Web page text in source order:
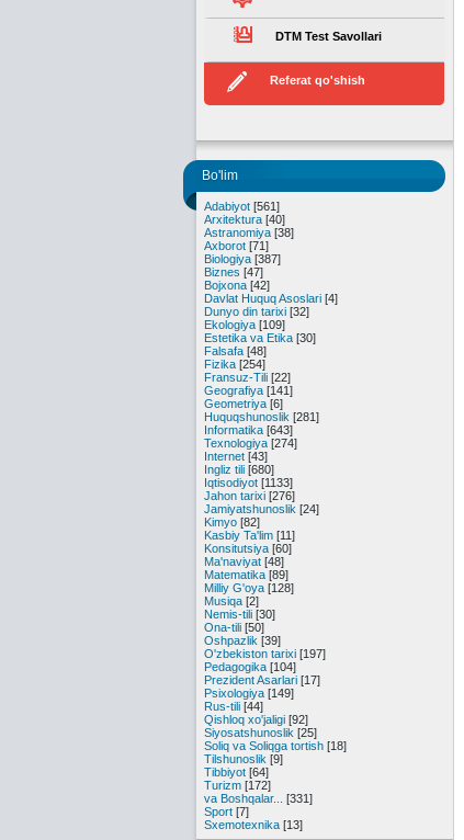
DTM Test Savollari
Referat qo'shish
Bo'lim
Adabiyot [561]
Arxitektura [40]
Astranomiya [38]
Axborot [71]
Biologiya [387]
Biznes [47]
Bojxona [42]
Davlat Huquq Asoslari [4]
Dunyo din tarixi [32]
Ekologiya [109]
Estetika va Etika [30]
Falsafa [48]
Fizika [254]
Fransuz-Tili [22]
Geografiya [141]
Geometriya [6]
Huquqshunoslik [281]
Informatika [643]
Texnologiya [274]
Internet [43]
Ingliz tili [680]
Iqtisodiyot [1133]
Jahon tarixi [276]
Jamiyatshunoslik [24]
Kimyo [82]
Kasbiy Ta'lim [11]
Konsitutsiya [60]
Ma'naviyat [48]
Matematika [89]
Milliy G'oya [128]
Musiqa [2]
Nemis-tili [30]
Ona-tili [50]
Oshpazlik [39]
O'zbekiston tarixi [197]
Pedagogika [104]
Prezident Asarlari [17]
Psixologiya [149]
Rus-tili [44]
Qishloq xo'jaligi [92]
Siyosatshunoslik [25]
Soliq va Soliqga tortish [18]
Tilshunoslik [9]
Tibbiyot [64]
Turizm [172]
va Boshqalar...
[331]
Sport [7]
Sxemotexnika [13]